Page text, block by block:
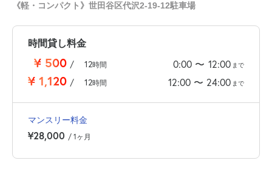
《軽・コンパクト》世田谷区代沢2-19-12駐車場
時間貸し料金
¥ 500 / 12時間 0:00 〜 12:00 まで
¥ 1,120 / 12時間 12:00 〜 24:00 まで
マンスリー料金
¥28,000 / 1ヶ月